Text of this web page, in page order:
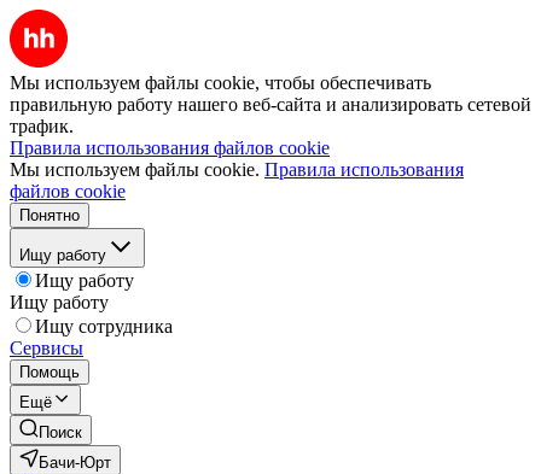
Мы используем файлы cookie, чтобы обеспечивать
правильную работу нашего веб-сайта и анализировать сетевой
трафик.
Правила использования файлов cookie
Мы используем файлы cookie. Правила использования
файлов cookie
Понятно
Ищу работу
Ищу работу
Ищу работу
Ищу сотрудника
Сервисы
Помощь
Ещё
Поиск
Бачи-Юрт